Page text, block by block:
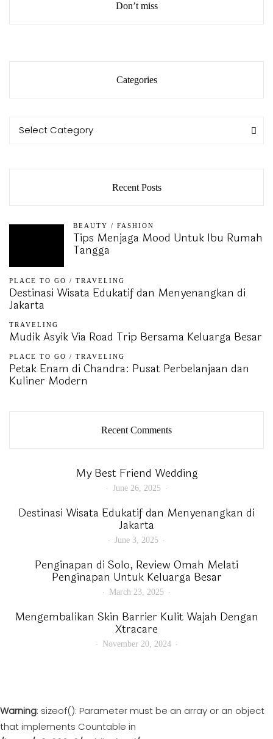
Don’t miss
Categories
Categories
Select Category
Categories
Recent Posts
BEAUTY / FASHION
Tips Menjaga Mood Untuk Ibu Rumah
Tangga
PLACE TO GO / TRAVELING
Destinasi Wisata Edukatif dan Menyenangkan di
Jakarta
TRAVELING
Mudik Asyik Via Road Trip Bersama Keluarga Besar
PLACE TO GO / TRAVELING
Petak Enam di Chandra: Pusat Perbelanjaan dan
Kuliner Modern
Recent Comments
My Best Friend Wedding
June 26, 2025
Destinasi Wisata Edukatif dan Menyenangkan di
Jakarta
June 3, 2025
Penginapan di Solo, Review Omah Melati
Penginapan Untuk Keluarga Besar
March 23, 2025
Mengembalikan Skin Barrier Kulit Wajah Dengan
Xtracare
November 20, 2024
Warning: sizeof(): Parameter must be an array or an object
that implements Countable in